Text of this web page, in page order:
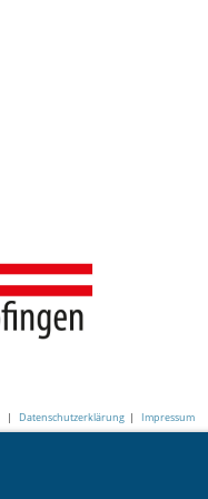
| Datenschutzerklärung| Impressum